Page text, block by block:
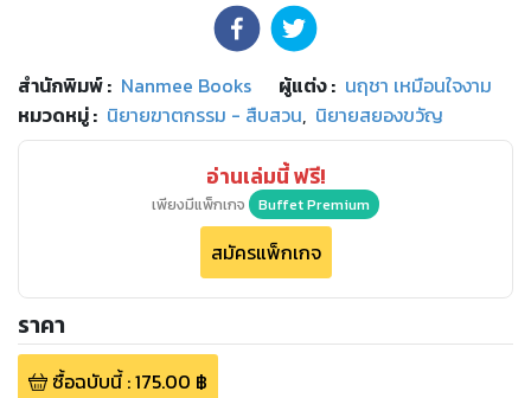
สำนักพิมพ์: Nanmee Books ผู้แต่ง : นฤชา เหมือนใจงาม
หมวดหมู่: นิยายฆาตกรรม - สืบสวน, นิยายสยองขวัญ
อ่านเล่มนี้ ฟรี!
เพียงมีแพ็กเกจ Buffet Premium
สมัครแพ็กเกจ
ราคา
ซื้อฉบับนี้:175.00 ฿